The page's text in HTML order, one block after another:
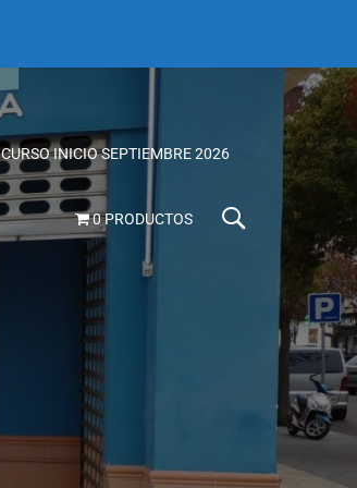
CURSO INICIO SEPTIEMBRE 2026
0 PRODUCTOS